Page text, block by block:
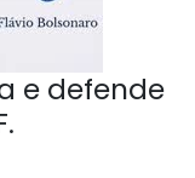
e defende